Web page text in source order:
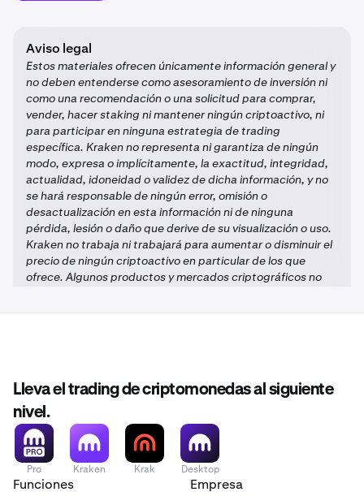
Aviso legal
Estos materiales ofrecen únicamente información general y
no deben entenderse como asesoramiento de inversión ni
como una recomendación o una solicitud para comprar,
vender, hacer staking ni mantener ningún criptoactivo, ni
para participar en ninguna estrategia de trading
específica. Kraken no representa ni garantiza de ningún
modo, expresa o implícitamente, la exactitud, integridad,
actualidad, idoneidad o validez de dicha información, y no
se hará responsable de ningún error, omisión o
desactualización en esta información ni de ninguna
pérdida, lesión o daño que derive de su visualización o uso.
Kraken no trabaja ni trabajará para aumentar o disminuir el
precio de ningún criptoactivo en particular de los que
ofrece. Algunos productos y mercados criptográficos no
incremento del valor de tus criptoactivos estén sujetos a
impuestos. Solicita asesoramiento independiente para
informarte acerca de tu situación fiscal. Pueden aplicarse
restricciones geográficas.
Lleva el trading de criptomonedas al siguiente
nivel.
Pro Kraken Krak Desktop
Funciones Empresa